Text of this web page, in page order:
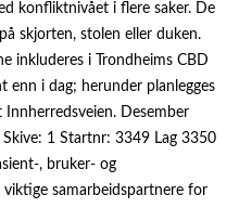
konfliktnivået i flere saker. De
skjorten, stolen eller duken.
inkluderes i Trondheims CBD
enn i dag; herunder planlegges
Desember
1 Startnr: 3349 Lag 3350
, bruker- og
samarbeidspartnere for